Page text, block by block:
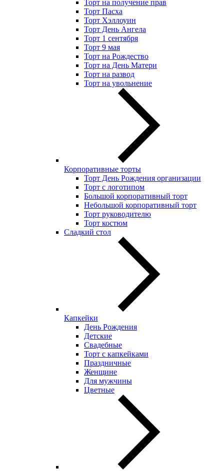
Торт на получение прав
Торт Пасха
Торт Хэллоуин
Торт День Ангела
Торт 1 сентября
Торт 9 мая
Торт на Рождество
Торт на День Матери
Торт на развод
Торт на увольнение
Корпоративные торты
Торт День Рождения организации
Торт с логотипом
Большой корпоративный торт
Небольшой корпоративный торт
Торт руководителю
Торт костюм
Сладкий стол
Капкейки
День Рождения
Детские
Свадебные
Торт с капкейками
Праздничные
Женщине
Для мужчины
Цветные